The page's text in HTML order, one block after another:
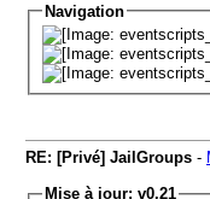
Navigation
RE: [Privé] JailGroups -
Mise à jour: v0.21